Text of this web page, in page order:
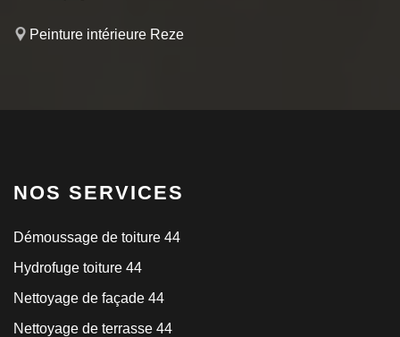
Peinture intérieure Reze
NOS SERVICES
Démoussage de toiture 44
Hydrofuge toiture 44
Nettoyage de façade 44
Nettoyage de terrasse 44